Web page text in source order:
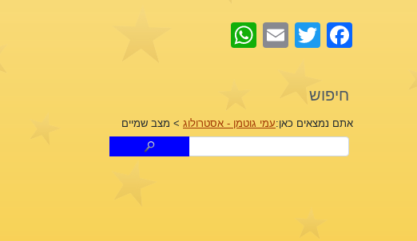
Facebook
Twitter
Email
חיפוש
אתם נמצאים כאן:עמי גוטמן - אסטרולוג > מצב שמיים